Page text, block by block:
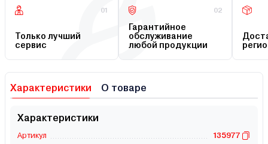
01
Только лучший
сервис
02
Гарантийное
обслуживание
любой продукции
Характеристики О товаре
Характеристики
Артикул
135977